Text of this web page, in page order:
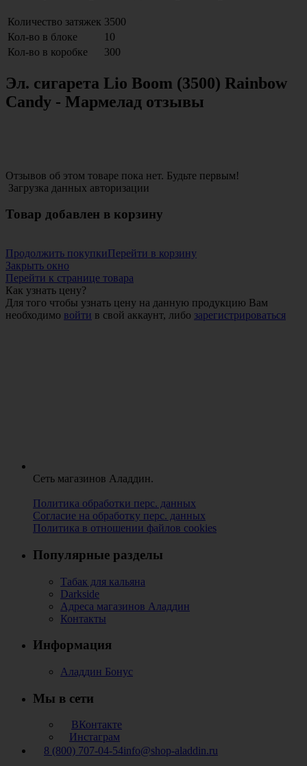
Количество затяжек 3500
Кол-во в блоке
10
Кол-во в коробке
300
Эл. сигарета Lio Boom (3500) Rainbow
Candy - Мармелад отзывы
Отзывов об этом товаре пока нет. Будьте первым!
Загрузка данных авторизации
Товар добавлен в корзину
Продолжить покупкиПерейти в корзину
Закрыть окно
Перейти к странице товара
Как узнать цену?
Для того чтобы узнать цену на данную продукцию Вам
необходимо войти в свой аккаунт, либо зарегистрироваться
Сеть магазинов Аладдин.
Политика обработки перс. данных
Согласие на обработку перс. данных
Политика в отношении файлов cookies
Популярные разделы
Табак для кальяна
Darkside
Адреса магазинов Аладдин
Контакты
Информация
Аладдин Бонус
Мы в сети
ВКонтакте
Инстаграм
8 (800) 707-04-54info@shop-aladdin.ru